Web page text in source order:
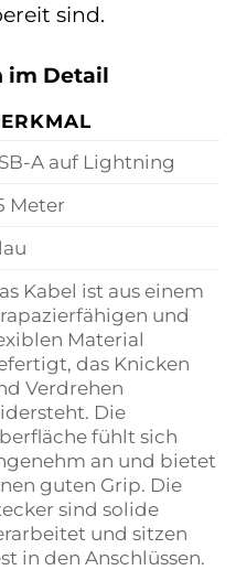
sind.
im Detail
A auf Lightning
Meter
Kabel ist aus einem
und
Material
das Knicken
Verdrehen
Die
fühlt sich
an und bietet
guten Grip. Die
sind solide
und sitzen
in den Anschlüssen.